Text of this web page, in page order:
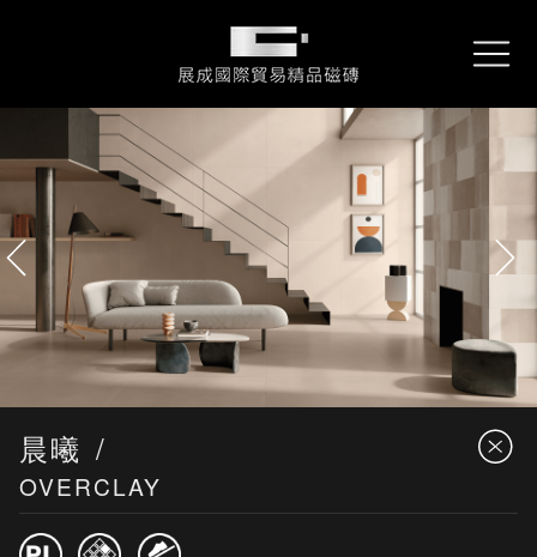
展成國際貿易精品磁磚
關於展成
REX
Collections
產品資訊
Performance
Locations
服務據點
Contact
詢問我們
晨曦
OVERCLAY